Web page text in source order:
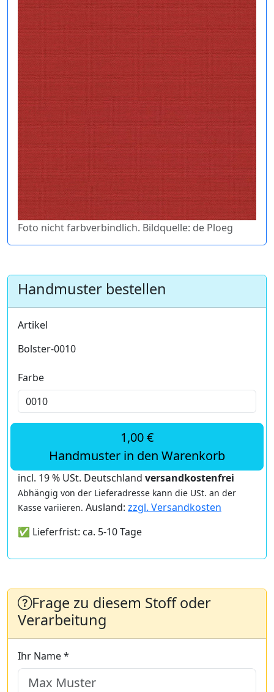
Foto nicht farbverbindlich. Bildquelle: de Ploeg
Handmuster bestellen
Artikel
Bolster-0010
Farbe
1,00 €
Handmuster in den Warenkorb
incl. 19 % USt. Deutschland versandkostenfrei
Abhängig von der Lieferadresse kann die USt. an der
Kasse variieren. Ausland: zzgl. Versandkosten
✅ Lieferfrist: ca. 5-10 Tage
Frage zu diesem Stoff oder
Verarbeitung
Ihr Name *